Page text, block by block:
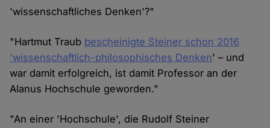
'wissenschaftliches Denken'?"
"Hartmut Traub bescheinigte Steiner schon 2016
'wissenschaftlich-philosophisches Denken' – und
war damit erfolgreich, ist damit Professor an der
Alanus Hochschule geworden."
"An einer 'Hochschule', die Rudolf Steiner